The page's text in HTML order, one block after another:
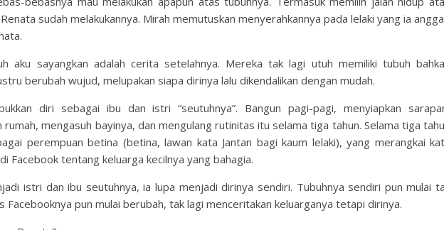
sudah melakukannya. Mirah memutuskan menyerahkannya pada lelaki yang ia
aku sayangkan adalah cerita setelahnya. Mereka tak lagi utuh memiliki tubuh
berubah wujud, melupakan siapa dirinya lalu dikendalikan dengan mudah.
diri sebagai ibu dan istri “seutuhnya”. Bangun pagi-pagi, menyiapkan
rumah, mengasuh bayinya, dan mengulang rutinitas itu selama tiga tahun. Selama tiga
perempuan betina (betina, lawan kata Jantan bagi kaum lelaki), yang merangkai
Facebook tentang keluarga kecilnya yang bahagia.
istri dan ibu seutuhnya, ia lupa menjadi dirinya sendiri. Tubuhnya sendiri pun mulai
Facebooknya pun mulai berubah, tak lagi menceritakan keluarganya tetapi dirinya.